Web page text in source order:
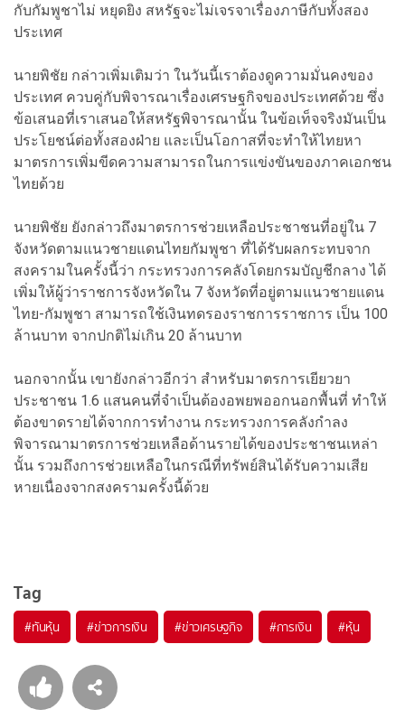
กับกัมพูชาไม่ หยุดยิง สหรัฐจะไม่เจรจาเรื่องภาษีกับทั้งสอง
ประเทศ
นายพิชัย กล่าวเพิ่มเติมว่า ในวันนี้เราต้องดูความมั่นคงของ
ประเทศ ควบคู่กับพิจารณาเรื่องเศรษฐกิจของประเทศด้วย ซึ่ง
ข้อเสนอที่เราเสนอให้สหรัฐพิจารณานั้น ในข้อเท็จจริงมันเป็น
ประโยชน์ต่อทั้งสองฝ่าย และเป็นโอกาสที่จะทำให้ไทยหา
มาตรการเพิ่มขีดความสามารถในการแข่งขันของภาคเอกชน
ไทยด้วย
นายพิชัย ยังกล่าวถึงมาตรการช่วยเหลือประชาชนที่อยู่ใน 7
จังหวัดตามแนวชายแดนไทยกัมพูชา ที่ได้รับผลกระทบจาก
สงครามในครั้งนี้ว่า กระทรวงการคลังโดยกรมบัญชีกลาง ได้
เพิ่มให้ผู้ว่าราชการจังหวัดใน 7 จังหวัดที่อยู่ตามแนวชายแดน
ไทย-กัมพูชา สามารถใช้เงินทดรองราชการราชการ เป็น 100
ล้านบาท จากปกติไม่เกิน 20 ล้านบาท
นอกจากนั้น เขายังกล่าวอีกว่า สำหรับมาตรการเยียวยา
ประชาชน 1.6 แสนคนที่จำเป็นต้องอพยพออกนอกพื้นที่ ทำให้
ต้องขาดรายได้จากการทำงาน กระทรวงการคลังกำลง
พิจารณามาตรการช่วยเหลือด้านรายได้ของประชาชนเหล่า
นั้น รวมถึงการช่วยเหลือในกรณีที่ทรัพย์สินได้รับความเสีย
หายเนื่องจากสงครามครั้งนี้ด้วย
Tag
#ทันหุ้น #ข่าวการเงิน #ข่าวเศรษฐกิจ #การเงิน #หุ้น